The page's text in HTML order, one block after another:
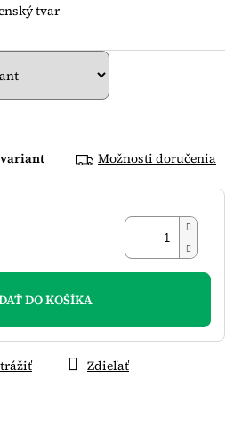
Možnosti doručenia
DO KOŠÍKA
tvar
Zdieľať